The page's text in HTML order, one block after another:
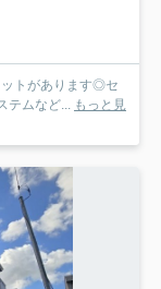
トがあります◎セ
テムなど...
もっと見